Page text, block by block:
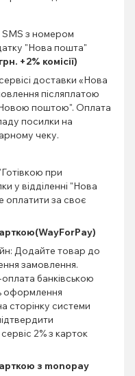
SMS з номером
"Нова пошта"
+2% комісії)
доставки «Нова
післяплатою
поштою". Оплата
посилки на
чеку.
при
у відділенні "Нова
оплатити за своє
Додайте товар до
замовлення.
банківською
оформлення
сторінку системи
2% з карток
з monopay